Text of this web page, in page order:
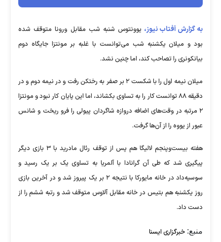
به گزارش آفتاب نیوز، یوونتوس شنبه شب مقابل ورونا متوقف شده
بود و میلان یکشنبه شب می‌توانست با غلبه بر مونتزا جایگاه دوم
بیانکونری را تصاحب کند، اما چنین نشد.
میلان نیمه اول را با شکست ۲ بر صفر به رختکن رفت و در نیمه دوم و در
دقیقه ۸۸ توانست کار را به تساوی بکشاند، اما این پایان کار نبود و مونتزا
۲ مرتبه در وقت‌های اضافه دروازه شاگردان پیولی را فرو ریخت و شانس
عبور از یووه را از آن‌ها گرفت.
هفته بیست‌وپنجم لالیگا هم پس از توقف رئال مادرید با ۳ بازی دیگر
پیگیری شد که طی آن گرانادا با آلمریا به تساوی یک بر یک رسید و
سوسیه‌داد در خانه مایورکا با نتیجه ۲ بر یک پیروز شد و در آخرین بازی
روز یکشنبه هم بتیس در خانه مقابل آلاوس متوقف شد و رتبه ششم را از
دست داد.
منبع: خبرگزاری ایسنا